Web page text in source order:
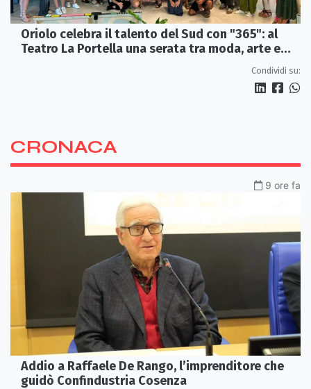
Oriolo celebra il talento del Sud con "365": al
Teatro La Portella una serata tra moda, arte e
Condividi su:
CRONACA
9 ore fa
Addio a Raffaele De Rango, l’imprenditore che
guidò Confindustria Cosenza